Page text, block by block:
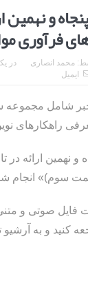
و نهمین
های
محمد انصاری در
ایمیل
خبر شامل
راهکارهای
سوم)» انجام
صوتی و متنی
کنید و به